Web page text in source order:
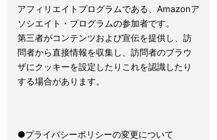
アフィリエイトプログラムである、Amazonア
ソシエイト・プログラムの参加者です。
第三者がコンテンツおよび宣伝を提供し、訪
問者から直接情報を収集し、訪問者のブラウ
ザにクッキーを設定したりこれを認識したり
する場合があります。
●プライバシーポリシーの変更について